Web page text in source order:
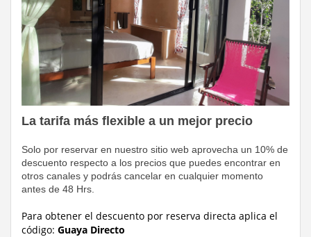
La tarifa más flexible a un mejor precio
Solo por reservar en nuestro sitio web aprovecha un 10% de
descuento respecto a los precios que puedes encontrar en
otros canales y podrás cancelar en cualquier momento
antes de 48 Hrs.
Para obtener el descuento por reserva directa aplica el
código: Guaya Directo